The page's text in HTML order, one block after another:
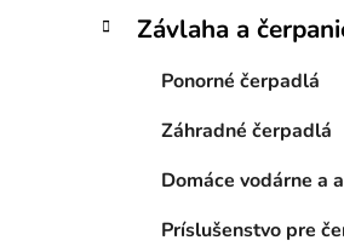
ý
ó
Závlaha a
Ponorné čerpadlá
Záhradné čerpadlá
Domáce vodárne a
Príslušenstvo pre